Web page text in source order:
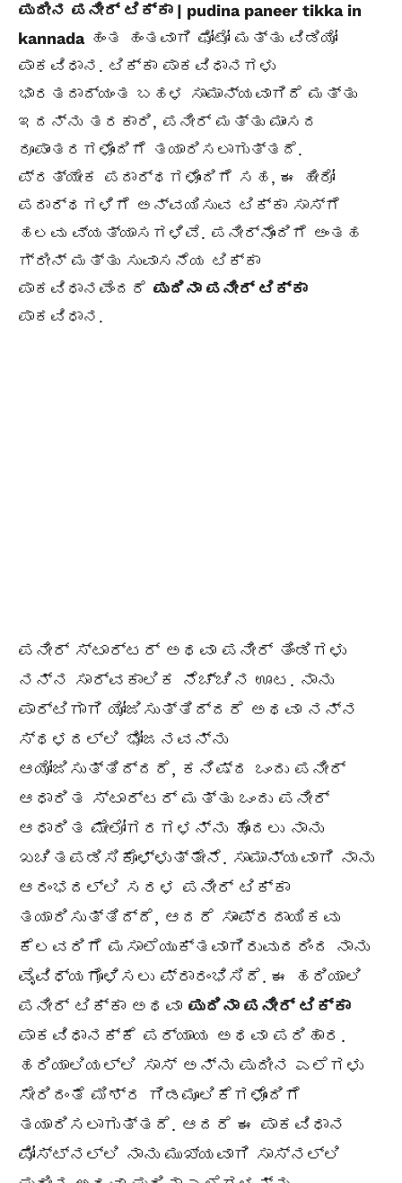
ಪುದೀನ ಪನೀರ್ ಟಿಕ್ಕಾ | pudina paneer tikka in
kannadaಹಂತ ಹಂತವಾಗಿ ಫೋಟೋ ಮತ್ತು ವಿಡಿಯೋ
ಪಾಕವಿಧಾನ. ಟಿಕ್ಕಾ ಪಾಕವಿಧಾನಗಳು
ಭಾರತದಾದ್ಯಂತ ಬಹಳ ಸಾಮಾನ್ಯವಾಗಿದೆ ಮತ್ತು
ಇದನ್ನು ತರಕಾರಿ, ಪನೀರ್ ಮತ್ತು ಮಾಂಸದ
ರೂಪಾಂತರಗಳೊಂದಿಗೆ ತಯಾರಿಸಲಾಗುತ್ತದೆ.
ಪ್ರತ್ಯೇಕ ಪದಾರ್ಥಗಳೊಂದಿಗೆ ಸಹ, ಈ ಹೀರೋ
ಪದಾರ್ಥಗಳಿಗೆ ಅನ್ವಯಿಸುವ ಟಿಕ್ಕಾ ಸಾಸ್‌ಗೆ
ಹಲವು ವ್ಯತ್ಯಾಸಗಳಿವೆ. ಪನೀರ್‌ನೊಂದಿಗೆ ಅಂತಹ
ಗ್ರೀನ್ ಮತ್ತು ಸುವಾಸನೆಯ ಟಿಕ್ಕಾ
ಪಾಕವಿಧಾನವೆಂದರೆ ಪುದಿನಾ ಪನೀರ್ ಟಿಕ್ಕಾ
ಪಾಕವಿಧಾನ.
ಪನೀರ್ ಸ್ಟಾರ್ಟರ್ ಅಥವಾ ಪನೀರ್ ತಿಂಡಿಗಳು
ನನ್ನ ಸಾರ್ವಕಾಲಿಕ ನೆಚ್ಚಿನ ಊಟ. ನಾನು
ಪಾರ್ಟಿಗಾಗಿ ಯೋಜಿಸುತ್ತಿದ್ದರೆ ಅಥವಾ ನನ್ನ
ಸ್ಥಳದಲ್ಲಿ ಭೋಜನವನ್ನು
ಆಯೋಜಿಸುತ್ತಿದ್ದರೆ, ಕನಿಷ್ಠ ಒಂದು ಪನೀರ್
ಆಧಾರಿತ ಸ್ಟಾರ್ಟರ್ ಮತ್ತು ಒಂದು ಪನೀರ್
ಆಧಾರಿತ ಮೇಲೋಗರಗಳನ್ನು ಹೊಂದಲು ನಾನು
ಖಚಿತಪಡಿಸಿಕೊಳ್ಳುತ್ತೇನೆ. ಸಾಮಾನ್ಯವಾಗಿ ನಾನು
ಆರಂಭದಲ್ಲಿ ಸರಳ ಪನೀರ್ ಟಿಕ್ಕಾ
ತಯಾರಿಸುತ್ತಿದ್ದೆ, ಆದರೆ ಸಾಂಪ್ರದಾಯಿಕವು
ಕೆಲವರಿಗೆ ಮಸಾಲೆಯುಕ್ತವಾಗಿರುವುದರಿಂದ ನಾನು
ವೈವಿಧ್ಯಗೊಳಿಸಲು ಪ್ರಾರಂಭಿಸಿದೆ. ಈ ಹರಿಯಾಲಿ
ಪನೀರ್ ಟಿಕ್ಕಾ ಅಥವಾ ಪುದಿನಾ ಪನೀರ್ ಟಿಕ್ಕಾ
ಪಾಕವಿಧಾನಕ್ಕೆ ಪರ್ಯಾಯ ಅಥವಾ ಪರಿಹಾರ.
ಹರಿಯಾಲಿಯಲ್ಲಿ ಸಾಸ್ ಅನ್ನು ಪುದೀನ ಎಲೆಗಳು
ಸೇರಿದಂತೆ ಮಿಶ್ರ ಗಿಡಮೂಲಿಕೆಗಳೊಂದಿಗೆ
ತಯಾರಿಸಲಾಗುತ್ತದೆ. ಆದರೆ ಈ ಪಾಕವಿಧಾನ
ಪೋಸ್ಟ್ನಲ್ಲಿ ನಾನು ಮುಖ್ಯವಾಗಿ ಸಾಸ್ನಲ್ಲಿ